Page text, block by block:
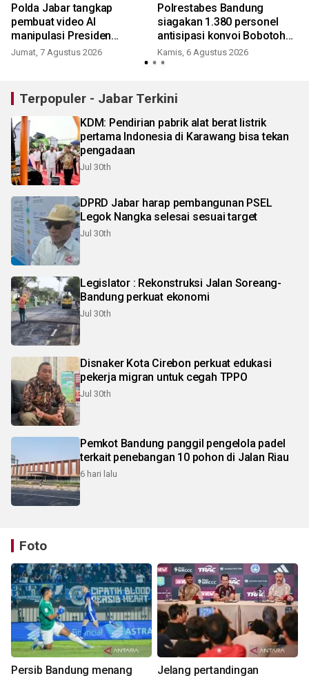
Polda Jabar tangkap
pembuat video AI
manipulasi Presiden
Prabowo
Jumat, 7 Agustus 2026
Polrestabes Bandung
siagakan 1.380 personel
antisipasi konvoi Bobotoh
Persib
Kamis, 6 Agustus 2026
Terpopuler - Jabar Terkini
KDM: Pendirian pabrik alat berat listrik
pertama Indonesia di Karawang bisa tekan
pengadaan
Jul 30th
DPRD Jabar harap pembangunan PSEL
Legok Nangka selesai sesuai target
Jul 30th
Legislator : Rekonstruksi Jalan Soreang-
Bandung perkuat ekonomi
Jul 30th
Disnaker Kota Cirebon perkuat edukasi
pekerja migran untuk cegah TPPO
Jul 30th
Pemkot Bandung panggil pengelola padel
terkait penebangan 10 pohon di Jalan Riau
6 hari lalu
Foto
Persib Bandung menang
Jelang pertandingan